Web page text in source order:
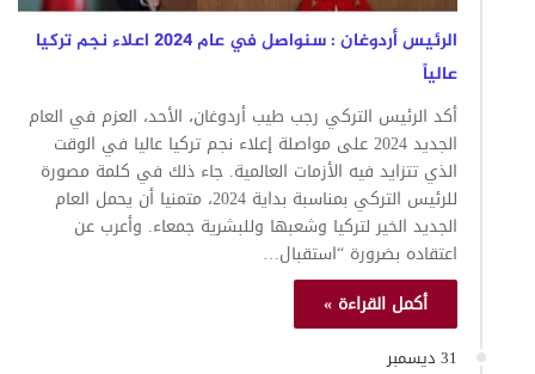
الرئيس أردوغان : سنواصل في عام 2024 اعلاء نجم تركيا
عالياً
أكد الرئيس التركي رجب طيب أردوغان، الأحد، العزم في العام
الجديد 2024 على مواصلة إعلاء نجم تركيا عاليا في الوقت
الذي تتزايد فيه الأزمات العالمية. جاء ذلك في كلمة مصورة
للرئيس التركي بمناسبة بداية 2024، متمنيا أن يحمل العام
الجديد الخير لتركيا وشعبها وللبشرية جمعاء. وأعرب عن
اعتقاده بضرورة “استقبال…
أكمل القراءة »
31 ديسمبر